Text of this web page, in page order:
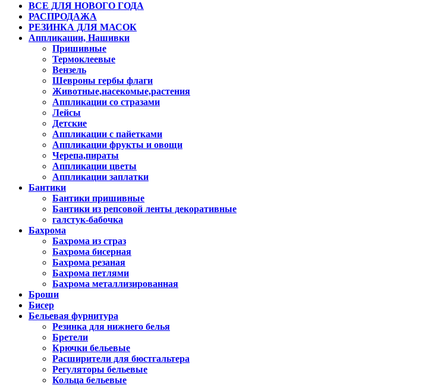
ВСЕ ДЛЯ НОВОГО ГОДА
РАСПРОДАЖА
РЕЗИНКА ДЛЯ МАСОК
Аппликации, Нашивки
Пришивные
Термоклеевые
Вензель
Шевроны гербы флаги
Животные,насекомые,растения
Аппликации со стразами
Лейсы
Детские
Аппликации с пайетками
Аппликации фрукты и овощи
Черепа,пираты
Аппликации цветы
Аппликации заплатки
Бантики
Бантики пришивные
Бантики из репсовой ленты декоративные
галстук-бабочка
Бахрома
Бахрома из страз
Бахрома бисерная
Бахрома резаная
Бахрома петлями
Бахрома металлизированная
Броши
Бисер
Бельевая фурнитура
Резинка для нижнего белья
Бретели
Крючки бельевые
Расширители для бюстгальтера
Регуляторы бельевые
Кольца бельевые